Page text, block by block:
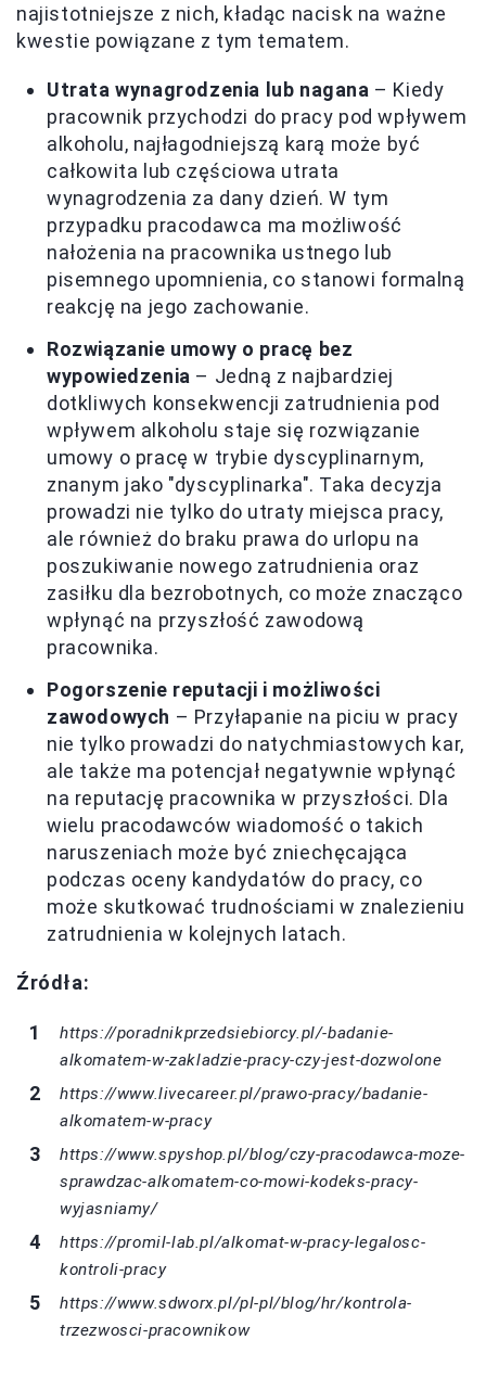
najistotniejsze z nich, kładąc nacisk na ważne
kwestie powiązane z tym tematem.
Utrata wynagrodzenia lub nagana – Kiedy
pracownik przychodzi do pracy pod wpływem
alkoholu, najłagodniejszą karą może być
całkowita lub częściowa utrata
wynagrodzenia za dany dzień. W tym
przypadku pracodawca ma możliwość
nałożenia na pracownika ustnego lub
pisemnego upomnienia, co stanowi formalną
reakcję na jego zachowanie.
Rozwiązanie umowy o pracę bez
wypowiedzenia – Jedną z najbardziej
dotkliwych konsekwencji zatrudnienia pod
wpływem alkoholu staje się rozwiązanie
umowy o pracę w trybie dyscyplinarnym,
znanym jako "dyscyplinarka". Taka decyzja
prowadzi nie tylko do utraty miejsca pracy,
ale również do braku prawa do urlopu na
poszukiwanie nowego zatrudnienia oraz
zasiłku dla bezrobotnych, co może znacząco
wpłynąć na przyszłość zawodową
pracownika.
Pogorszenie reputacji i możliwości
zawodowych – Przyłapanie na piciu w pracy
nie tylko prowadzi do natychmiastowych kar,
ale także ma potencjał negatywnie wpłynąć
na reputację pracownika w przyszłości. Dla
wielu pracodawców wiadomość o takich
naruszeniach może być zniechęcająca
podczas oceny kandydatów do pracy, co
może skutkować trudnościami w znalezieniu
zatrudnienia w kolejnych latach.
Źródła:
https://poradnikprzedsiebiorcy.pl/-badanie-
alkomatem-w-zakladzie-pracy-czy-jest-dozwolone
https://www.livecareer.pl/prawo-pracy/badanie-
alkomatem-w-pracy
https://www.spyshop.pl/blog/czy-pracodawca-moze-
sprawdzac-alkomatem-co-mowi-kodeks-pracy-
wyjasniamy/
https://promil-lab.pl/alkomat-w-pracy-legalosc-
kontroli-pracy
https://www.sdworx.pl/pl-pl/blog/hr/kontrola-
trzezwosci-pracownikow